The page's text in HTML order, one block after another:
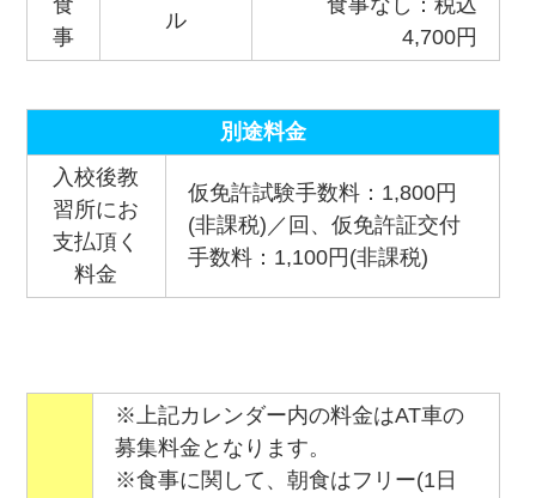
食
事
ル
食事なし：税込
4,700円
別途料金
入校後教
習所にお
支払頂く
料金
仮免許試験手数料：1,800円
(非課税)／回、仮免許証交付
手数料：1,100円(非課税)
※上記カレンダー内の料金はAT車の
募集料金となります。
※食事に関して、朝食はフリー(1日